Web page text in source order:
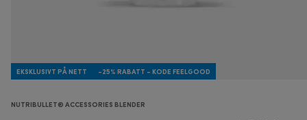
EKSKLUSIVT PÅ NETT -25% RABATT - KODE FEELGOOD
NUTRIBULLET® ACCESSORIES BLENDER